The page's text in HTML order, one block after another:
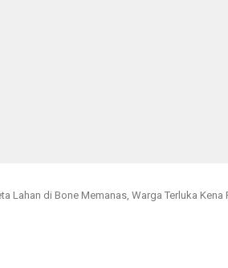
Lahan di Bone Memanas, Warga Terluka Kena